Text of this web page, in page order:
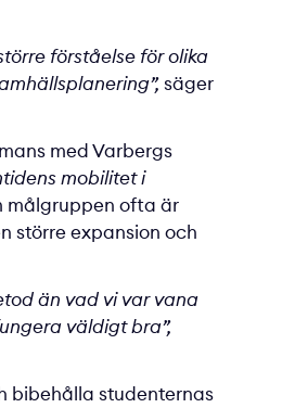
förståelse för olika
säger
med Varbergs
mobilitet i
målgruppen ofta är
större expansion och
än vad vi var vana
väldigt bra”,
bibehålla studenternas